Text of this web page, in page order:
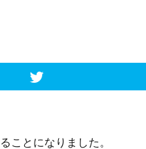
ことになりました。